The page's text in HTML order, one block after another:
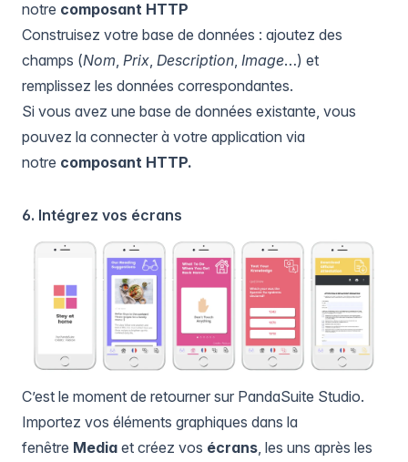
notre composant HTTP
Construisez votre base de données : ajoutez des
champs (Nom Prix Description Image…) et
remplissez les données correspondantes.
Si vous avez une base de données existante, vous
pouvez la connecter à votre application via
notre composant HTTP.
6. Intégrez vos écrans
C’est le moment de retourner sur PandaSuite Studio.
Importez vos éléments graphiques dans la
fenêtre Media et créez vos écrans , les uns après les